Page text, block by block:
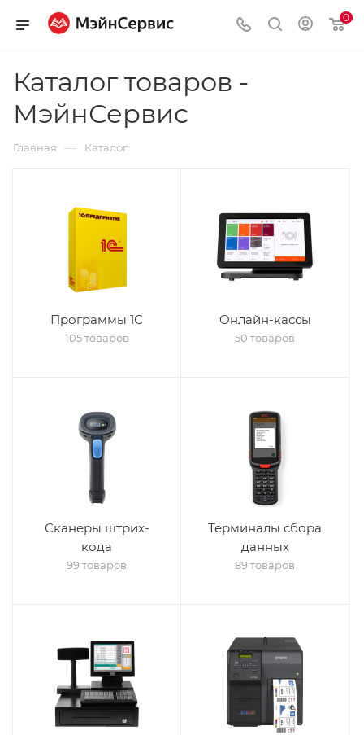
0
Каталог товаров -
МэйнСервис
Главная — Каталог
Программы 1С
105 товаров
Онлайн-кассы
50 товаров
Сканеры штрих-
кода
99 товаров
Терминалы сбора
данных
89 товаров